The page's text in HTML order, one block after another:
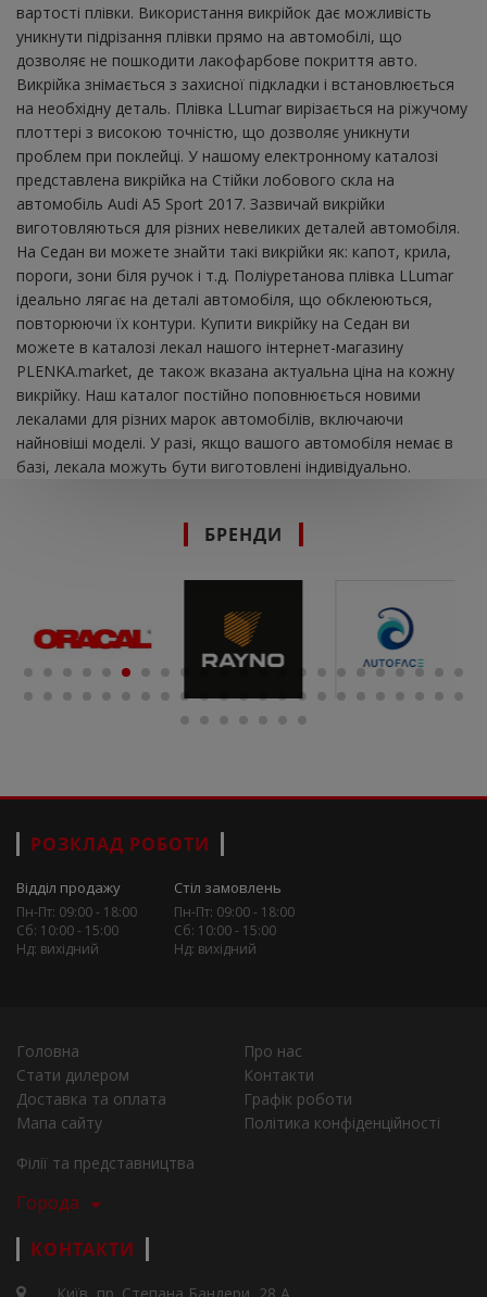
вартості плівки. Використання викрійок дає можливість
уникнути підрізання плівки прямо на автомобілі, що
дозволяє не пошкодити лакофарбове покриття авто.
Викрійка знімається з захисної підкладки і встановлюється
на необхідну деталь. Плівка LLumar вирізається на ріжучому
плоттері з високою точністю, що дозволяє уникнути
проблем при поклейці. У нашому електронному каталозі
представлена ​​викрійка на Стійки лобового скла на
автомобіль Audi A5 Sport 2017. Зазвичай викрійки
виготовляються для різних невеликих деталей автомобіля.
На Седан ви можете знайти такі викрійки як: капот, крила,
пороги, зони біля ручок і т.д. Поліуретанова плівка LLumar
ідеально лягає на деталі автомобіля, що обклеюються,
повторюючи їх контури. Купити викрійку на Седан ви
можете в каталозі лекал нашого інтернет-магазину
PLENKA.market, де також вказана актуальна ціна на кожну
викрійку. Наш каталог постійно поповнюється новими
лекалами для різних марок автомобілів, включаючи
найновіші моделі. У разі, якщо вашого автомобіля немає в
базі, лекала можуть бути виготовлені індивідуально.
БРЕНДИ
РОЗКЛАД РОБОТИ
Відділ продажу
Пн-Пт: 09:00 - 18:00
Сб: 10:00 - 15:00
Нд: вихідний
Стіл замовлень
Пн-Пт: 09:00 - 18:00
Сб: 10:00 - 15:00
Нд: вихідний
Головна
Про нас
Стати дилером
Контакти
Доставка та оплата
Графік роботи
Мапа сайту
Політика конфіденційності
Філії та представництва
Города
КОНТАКТИ